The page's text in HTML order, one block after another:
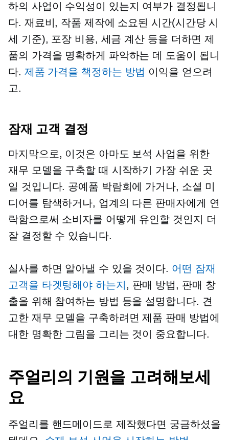
하의 사업이 수익성이 있는지 여부가 결정됩니
다. 재료비, 작품 제작에 소요된 시간(시간당 시
세 기준), 포장 비용, 세금 계산 등을 더하면 제
품의 가격을 명확하게 파악하는 데 도움이 됩니
다. 제품 가격을 책정하는 방법 이익을 얻으려
고.
잠재 고객 결정
마지막으로, 이것은 아마도 보석 사업을 위한
재무 모델을 구축할 때 시작하기 가장 쉬운 곳
일 것입니다. 공예품 박람회에 가거나, 소셜 미
디어를 탐색하거나, 업계의 다른 판매자에게 연
락함으로써 소비자를 어떻게 유인할 것인지 더
잘 결정할 수 있습니다.
실사를 하면 알아낼 수 있을 것이다. 어떤 잠재
고객을 타겟팅해야 하는지 , 판매 방법, 판매 창
출을 위해 참여하는 방법 등을 설명합니다. 견
고한 재무 모델을 구축하려면 제품 판매 방법에
대한 명확한 그림을 그리는 것이 중요합니다.
주얼리의 기원을 고려해보세
요
주얼리를 핸드메이드로 제작했다면 궁금하셨을